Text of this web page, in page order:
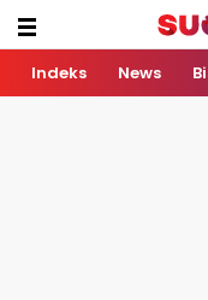
Indeks News